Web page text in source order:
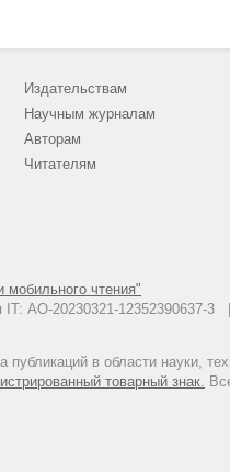
чтения"
IT: АО-20230321-
в области науки,
товарный знак.
Издательствам
Научным журналам
Авторам
Читателям